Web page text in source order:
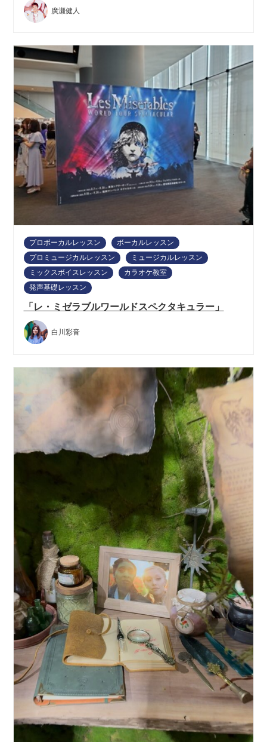
廣瀬健人
プロボーカルレッスン
ボーカルレッスン
プロミュージカルレッスン
ミュージカルレッスン
ミックスボイスレッスン
カラオケ教室
発声基礎レッスン
「レ・ミゼラブルワールドスペクタキュラー」
白川彩音